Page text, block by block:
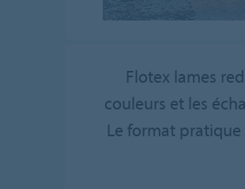
Flotex lames
couleurs et les
Le format